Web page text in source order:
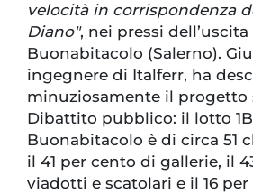
velocità in corrispondenza
Diano", nei pressi
Buonabitacolo (Salerno).
ingegnere di Italferr, ha
minuziosamente il progetto
Dibattito pubblico: il lotto
Buonabitacolo è di circa 51
il 41 per cento di gallerie, il
viadotti e scatolari e il 16